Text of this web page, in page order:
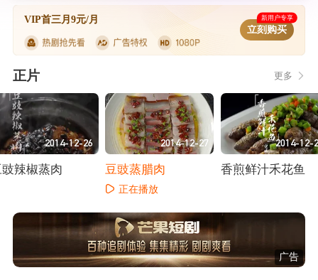
VIP首三月9元/月 新用户专享
立刻购买
正片 更多
2014-12-26
辣椒蒸肉
2014-12-27
豆豉蒸腊肉
正在播放
2014-12-
香煎鲜汁禾花鱼
广告